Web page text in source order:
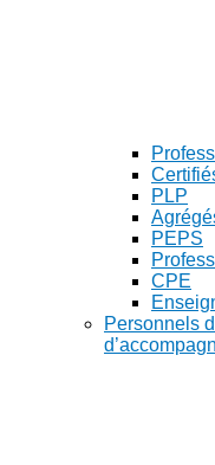
PLP
PEPS
CPE
Personnels